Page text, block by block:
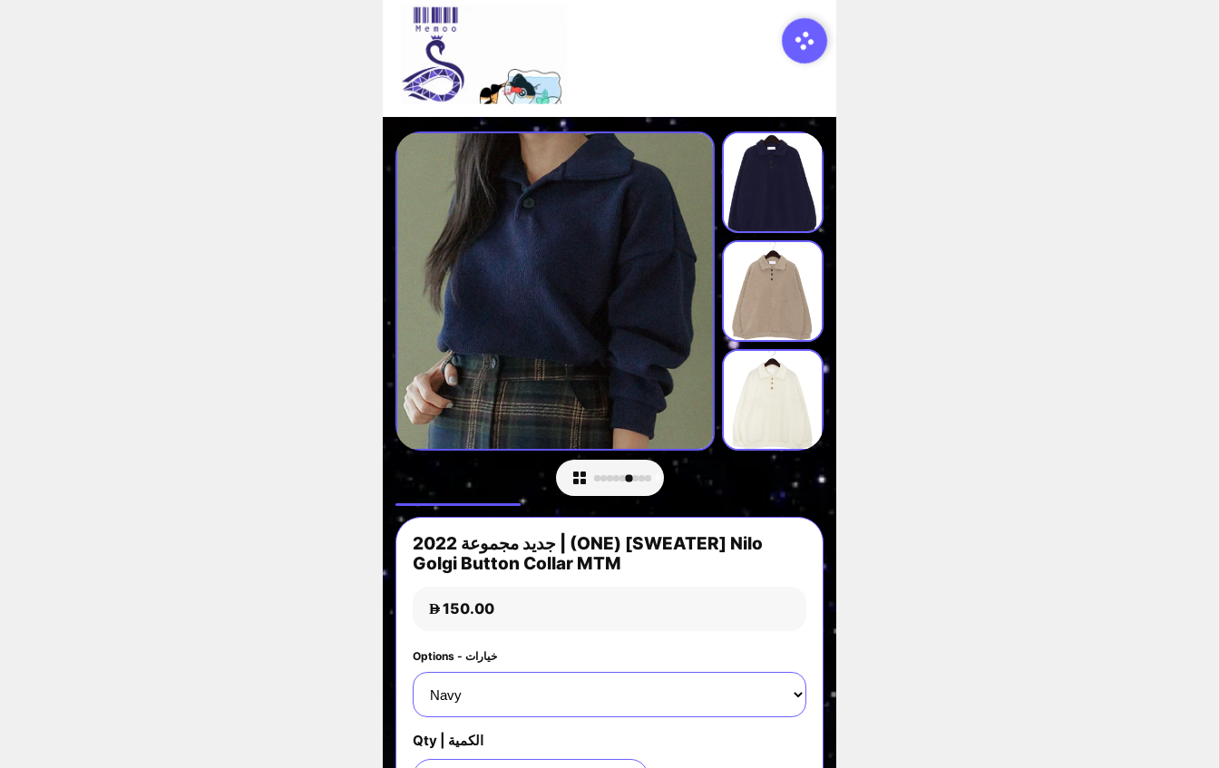
جديد مجموعة 2022 | (ONE) [SWEATER] Nilo
Golgi Button Collar MTM
D150.00
Options - خيارات
Qty | الكمية